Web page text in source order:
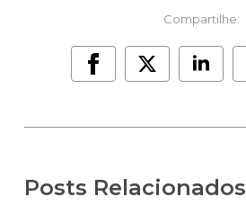
Compartilhe:
Posts Relacionados